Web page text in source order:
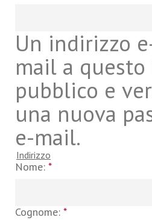
Un indirizzo
mail a
pubblico e
una nuova
e-mail.
Indirizzo
Nome: *
Cognome: *